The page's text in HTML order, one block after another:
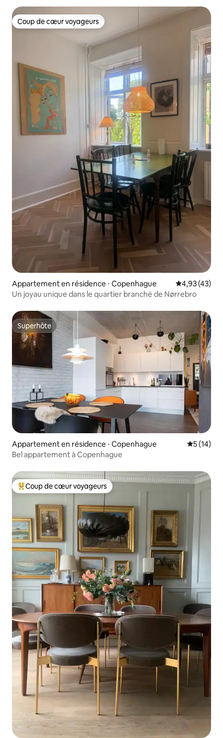
Coup de cœur voyageurs
Coup de cœur voyageurs
Appartement en résidence ⋅ Copenhague Évaluation
4,93 (43)
Un joyau unique dans le quartier branché de Nørrebro
Superhôte
Superhôte
Appartement en résidence ⋅ Copenhague
5 (14)
Bel appartement à Copenhague
Coups de cœur voyageurs les plus appréciés
Coup de cœur voyageurs